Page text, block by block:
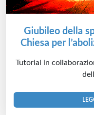
Giubileo della
Chiesa per
Tutorial in